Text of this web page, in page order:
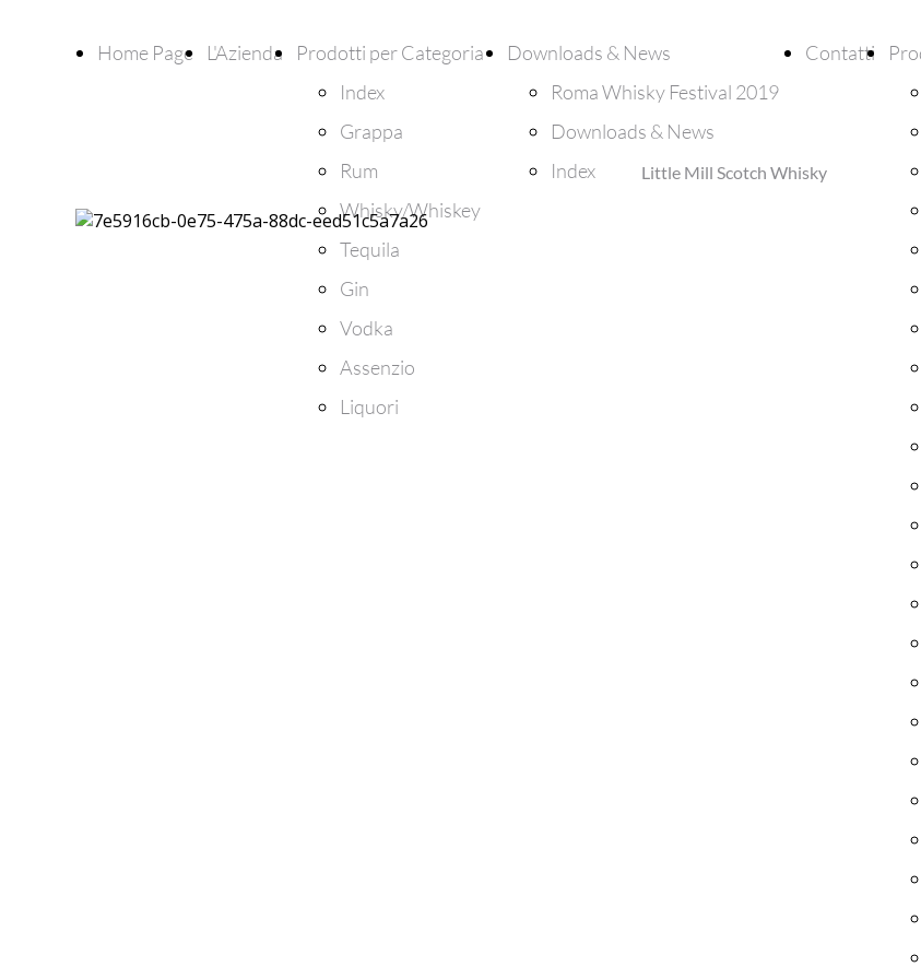
Home Page L'Azienda
Prodotti per Categoria
Index
Grappa
Rum
Whisky/Whiskey
Tequila
Gin
Vodka
Assenzio
Liquori
Downloads & News
Roma Whisky Festival 2019
Downloads & News
Index
Contatti
Little Mill Scotch Whisky